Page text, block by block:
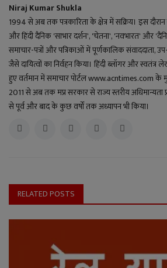
Niraj Kumar Shukla
1994 से अब तक पत्रकारिता के क्षेत्र में सक्रिय। इस
और हिंदी दैनिक 'साभार दर्शन', 'चेतना', 'नवभारत' और
समाचार-पत्रों और पत्रिकाओं में पूर्णकालिक संवाददाता,
जैसे दायित्वों का निर्वहन किया। हिंदी ब्लॉगर और स्वतंत्र
हुए वर्तमान में समाचार पोर्टल www.acntimes.com के
2011 से अब तक मप्र सरकार से राज्य स्तरीय अधिमान्यता
से पूर्व और बाद के कुछ वर्षों तक अध्यापन भी किया।
RELATED POSTS